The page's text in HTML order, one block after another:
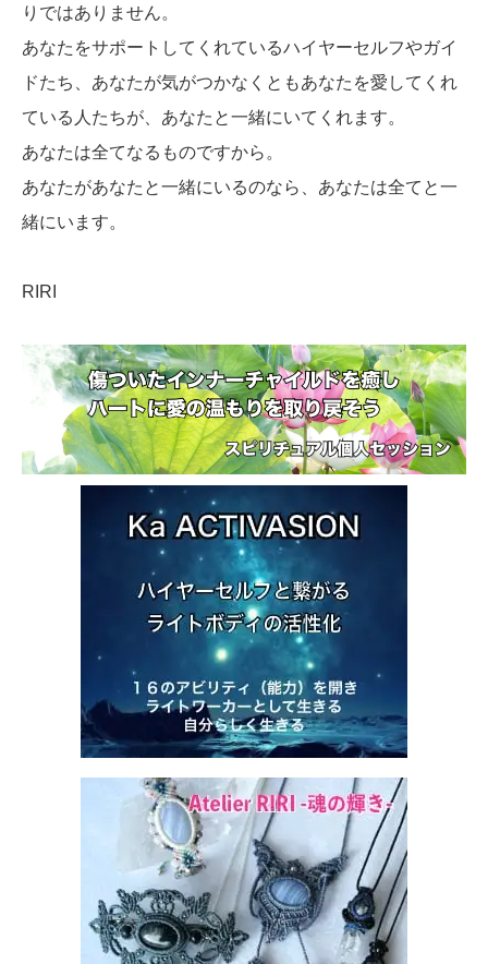
りではありません。
あなたをサポートしてくれているハイヤーセルフやガイ
ドたち、あなたが気がつかなくともあなたを愛してくれ
ている人たちが、あなたと一緒にいてくれます。
あなたは全てなるものですから。
あなたがあなたと一緒にいるのなら、あなたは全てと一
緒にいます。
RIRI